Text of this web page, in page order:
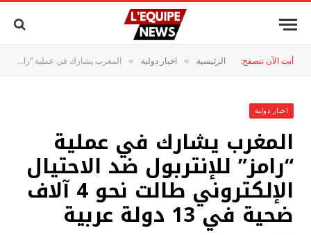
أنت الآن تتصفح: الرئيسية » اخبار دولية » المغرب يشارك في عملية “رامز” للإنتربول ضد الاحتيال الإلكتروني طالت نحو 4 آلاف ضحية في 13 دولة عربية
اخبار دولية
المغرب يشارك في عملية
“رامز” للإنتربول ضد الاحتيال
الإلكتروني طالت نحو 4 آلاف
ضحية في 13 دولة عربية